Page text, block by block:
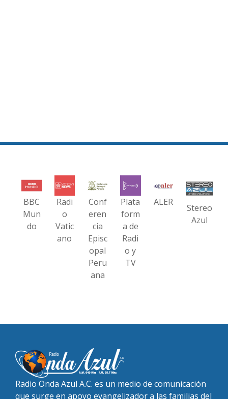
BBC
Mun
do
Radi
o
Vatic
ano
Conf
eren
cia
Episc
opal
Peru
ana
Plata
form
a de
Radi
o y
TV
ALER
Stereo
Azul
Radio Onda Azul A.C. es un medio de comunicación
que surge en apoyo evangelizador a las familias del